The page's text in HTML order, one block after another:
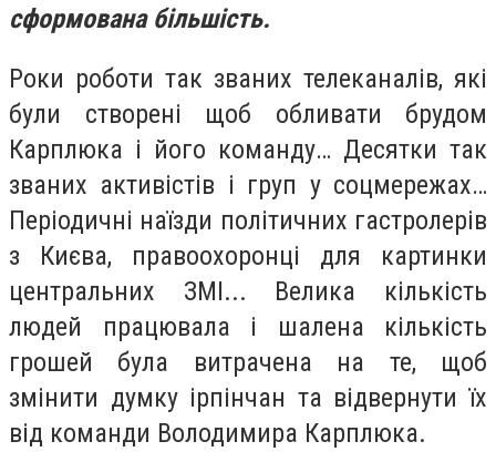
сформована більшість.
Роки роботи так званих телеканалів, які
були створені щоб обливати брудом
Карплюка і його команду… Десятки так
званих активістів і груп у соцмережах…
Періодичні наїзди політичних гастролерів
з Києва, правоохоронці для картинки
центральних ЗМІ... Велика кількість
людей працювала і шалена кількість
грошей була витрачена на те, щоб
змінити думку ірпінчан та відвернути їх
від команди Володимира Карплюка.